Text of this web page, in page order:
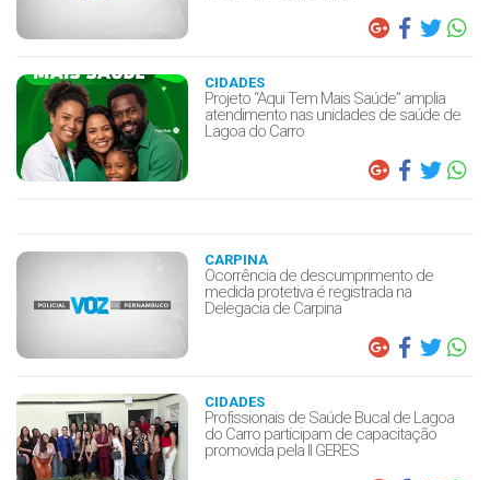
CIDADES
Projeto “Aqui Tem Mais Saúde” amplia
atendimento nas unidades de saúde de
Lagoa do Carro
CARPINA
Ocorrência de descumprimento de
medida protetiva é registrada na
Delegacia de Carpina
CIDADES
Profissionais de Saúde Bucal de Lagoa
do Carro participam de capacitação
promovida pela II GERES